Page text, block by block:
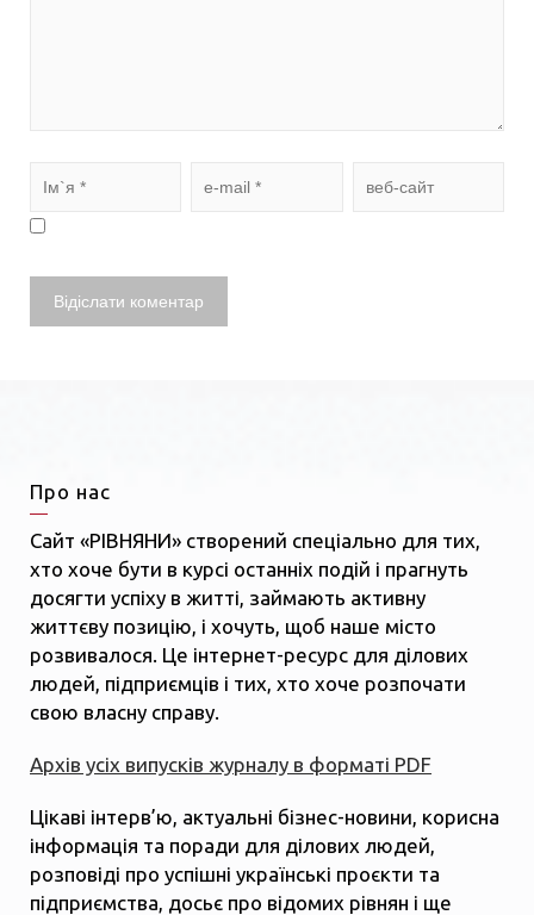
Про нас
Сайт «РІВНЯНИ» створений спеціально для тих,
хто хоче бути в курсі останніх подій і прагнуть
досягти успіху в житті, займають активну
життєву позицію, і хочуть, щоб наше місто
розвивалося. Це інтернет-ресурс для ділових
людей, підприємців і тих, хто хоче розпочати
свою власну справу.
Архів усіх випусків журналу в форматі PDF
Цікаві інтерв’ю, актуальні бізнес-новини, корисна
інформація та поради для ділових людей,
розповіді про успішні українські проєкти та
підприємства, досьє про відомих рівнян і ще